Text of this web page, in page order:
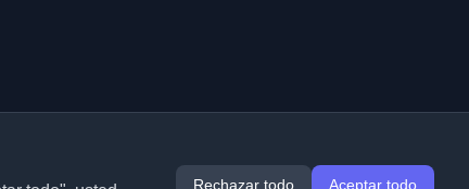
Rechazar todo Aceptar todo